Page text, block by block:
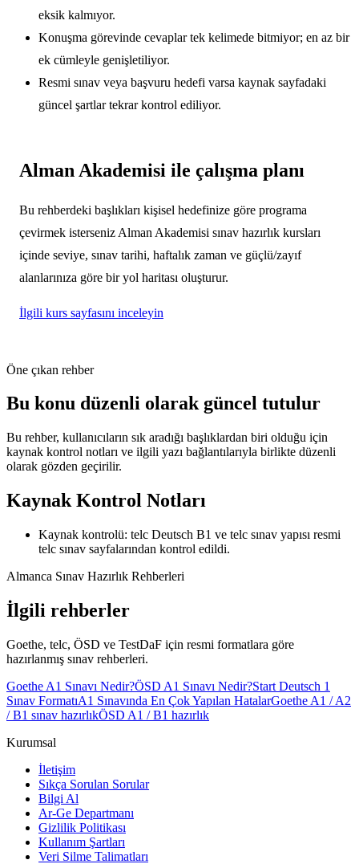
eksik kalmıyor.
Konuşma görevinde cevaplar tek kelimede bitmiyor; en az bir
ek cümleyle genişletiliyor.
Resmi sınav veya başvuru hedefi varsa kaynak sayfadaki
güncel şartlar tekrar kontrol ediliyor.
Alman Akademisi ile çalışma planı
Bu rehberdeki başlıkları kişisel hedefinize göre programa
çevirmek isterseniz Alman Akademisi sınav hazırlık kursları
içinde seviye, sınav tarihi, haftalık zaman ve güçlü/zayıf
alanlarınıza göre bir yol haritası oluşturur.
İlgili kurs sayfasını inceleyin
Öne çıkan rehber
Bu konu düzenli olarak güncel tutulur
Bu rehber, kullanıcıların sık aradığı başlıklardan biri olduğu için
kaynak kontrol notları ve ilgili yazı bağlantılarıyla birlikte düzenli
olarak gözden geçirilir.
Kaynak Kontrol Notları
Kaynak kontrolü: telc Deutsch B1 ve telc sınav yapısı resmi
telc sınav sayfalarından kontrol edildi.
Almanca Sınav Hazırlık Rehberleri
İlgili rehberler
Goethe, telc, ÖSD ve TestDaF için resmi formatlara göre
hazırlanmış sınav rehberleri.
Goethe A1 Sınavı Nedir?ÖSD A1 Sınavı Nedir?Start Deutsch 1
Sınav FormatıA1 Sınavında En Çok Yapılan HatalarGoethe A1 / A2
/ B1 sınav hazırlıkÖSD A1 / B1 hazırlık
Kurumsal
İletişim
Sıkça Sorulan Sorular
Bilgi Al
Ar-Ge Departmanı
Gizlilik Politikası
Kullanım Şartları
Veri Silme Talimatları